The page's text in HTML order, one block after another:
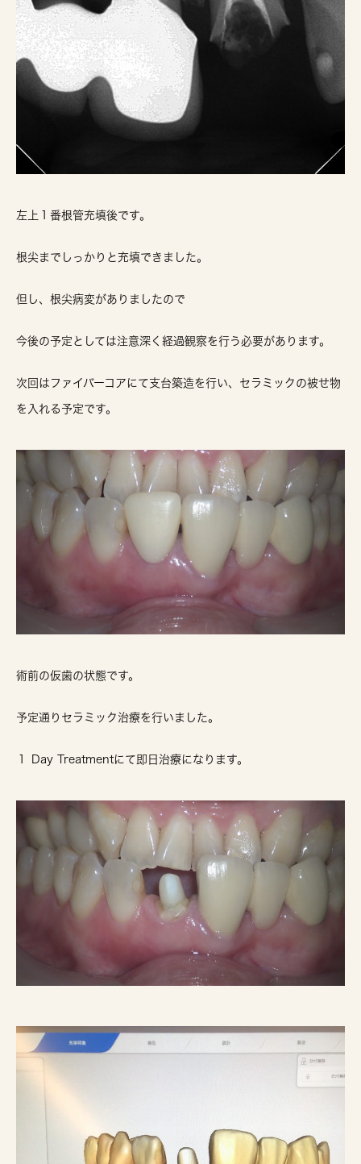
左上１番根管充填後です。
根尖までしっかりと充填できました。
但し、根尖病変がありましたので
今後の予定としては注意深く経過観察を行う必要があります。
次回はファイバーコアにて支台築造を行い、セラミックの被せ物
を入れる予定です。
術前の仮歯の状態です。
予定通りセラミック治療を行いました。
１ Day Treatmentにて即日治療になります。